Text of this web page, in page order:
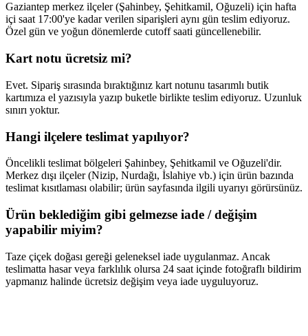
Gaziantep merkez ilçeler (Şahinbey, Şehitkamil, Oğuzeli) için hafta
içi saat 17:00'ye kadar verilen siparişleri aynı gün teslim ediyoruz.
Özel gün ve yoğun dönemlerde cutoff saati güncellenebilir.
Kart notu ücretsiz mi?
Evet. Sipariş sırasında bıraktığınız kart notunu tasarımlı butik
kartımıza el yazısıyla yazıp buketle birlikte teslim ediyoruz. Uzunluk
sınırı yoktur.
Hangi ilçelere teslimat yapılıyor?
Öncelikli teslimat bölgeleri Şahinbey, Şehitkamil ve Oğuzeli'dir.
Merkez dışı ilçeler (Nizip, Nurdağı, İslahiye vb.) için ürün bazında
teslimat kısıtlaması olabilir; ürün sayfasında ilgili uyarıyı görürsünüz.
Ürün beklediğim gibi gelmezse iade / değişim
yapabilir miyim?
Taze çiçek doğası gereği geleneksel iade uygulanmaz. Ancak
teslimatta hasar veya farklılık olursa 24 saat içinde fotoğraflı bildirim
yapmanız halinde ücretsiz değişim veya iade uyguluyoruz.